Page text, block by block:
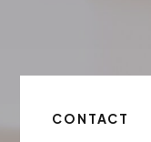
CONTACT